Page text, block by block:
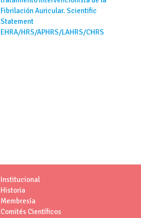
Fibrilación Auricular. Scientific
Statement
EHRA/HRS/APHRS/LAHRS/CHRS
Institucional
Historia
Membresía
Comités Científicos